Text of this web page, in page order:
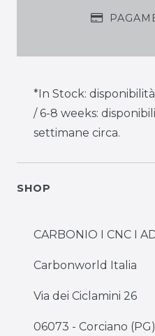
*In Stock:
/ 6-8 weeks:
settimane circa.
SHOP
CARBONIO I CNC I
Carbonworld Italia
Via dei Ciclamini 26
06073 - Corciano (PG)